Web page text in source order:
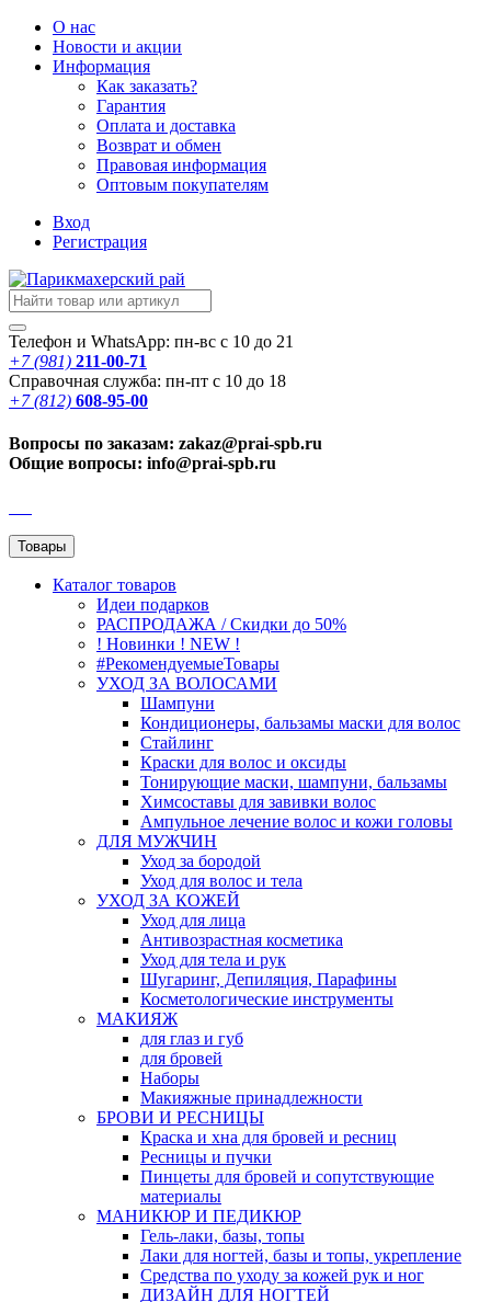
О нас
Новости и акции
Информация
Как заказать?
Гарантия
Оплата и доставка
Возврат и обмен
Правовая информация
Оптовым покупателям
Вход
Регистрация
Телефон и WhatsApp: пн-вс с 10 до 21
+7 (981) 211-00-71
Справочная служба: пн-пт с 10 до 18
+7 (812) 608-95-00
Вопросы по заказам: zakaz@prai-spb.ru
Общие вопросы: info@prai-spb.ru
Товары
Каталог товаров
Идеи подарков
РАСПРОДАЖА / Скидки до 50%
! Новинки ! NEW !
#РекомендуемыеТовары
УХОД ЗА ВОЛОСАМИ
Шампуни
Кондиционеры, бальзамы маски для волос
Стайлинг
Краски для волос и оксиды
Тонирующие маски, шампуни, бальзамы
Химсоставы для завивки волос
Ампульное лечение волос и кожи головы
ДЛЯ МУЖЧИН
Уход за бородой
Уход для волос и тела
УХОД ЗА КОЖЕЙ
Уход для лица
Антивозрастная косметика
Уход для тела и рук
Шугаринг, Депиляция, Парафины
Косметологические инструменты
МАКИЯЖ
для глаз и губ
для бровей
Наборы
Макияжные принадлежности
БРОВИ И РЕСНИЦЫ
Краска и хна для бровей и ресниц
Ресницы и пучки
Пинцеты для бровей и сопутствующие
материалы
МАНИКЮР И ПЕДИКЮР
Гель-лаки, базы, топы
Лаки для ногтей, базы и топы, укрепление
Средства по уходу за кожей рук и ног
ДИЗАЙН ДЛЯ НОГТЕЙ